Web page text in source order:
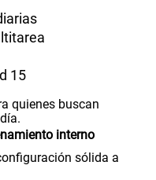
15
quienes buscan
interno
sólida a